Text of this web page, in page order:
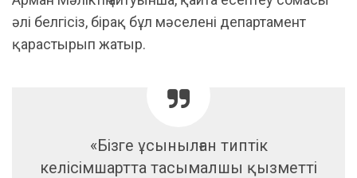
әлі белгісіз, бірақ бұл мәселені департамент
қарастырып жатыр.
«Бізге ұсынылған типтік
келісімшартта тасымалшы қызметті